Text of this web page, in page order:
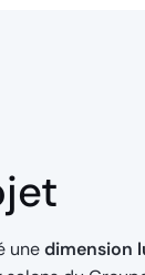
unedimension